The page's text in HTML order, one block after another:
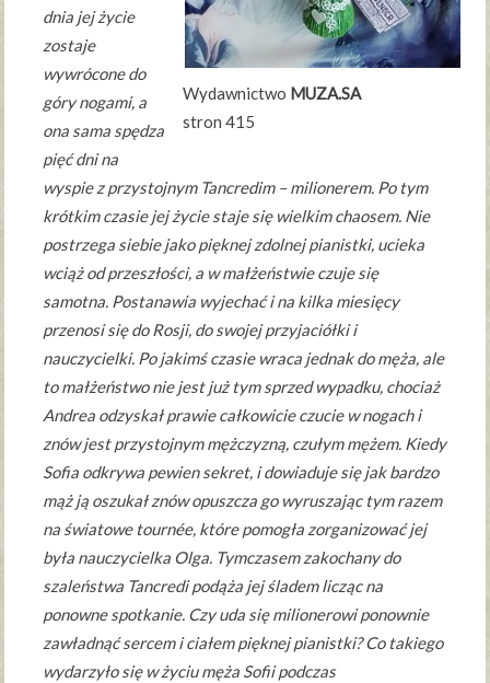
Wydawnictwo MUZA.SA
stron 415
dnia jej życie
zostaje
wywrócone do
góry nogami, a
ona sama spędza
pięć dni na
wyspie z przystojnym Tancredim – milionerem. Po tym
krótkim czasie jej życie staje się wielkim chaosem. Nie
postrzega siebie jako pięknej zdolnej pianistki, ucieka
wciąż od przeszłości, a w małżeństwie czuje się
samotna. Postanawia wyjechać i na kilka miesięcy
przenosi się do Rosji, do swojej przyjaciółki i
nauczycielki. Po jakimś czasie wraca jednak do męża, ale
to małżeństwo nie jest już tym sprzed wypadku, chociaż
Andrea odzyskał prawie całkowicie czucie w nogach i
znów jest przystojnym mężczyzną, czułym mężem. Kiedy
Sofia odkrywa pewien sekret, i dowiaduje się jak bardzo
mąż ją oszukał znów opuszcza go wyruszając tym razem
na światowe tournée, które pomogła zorganizować jej
była nauczycielka Olga. Tymczasem zakochany do
szaleństwa Tancredi podąża jej śladem licząc na
ponowne spotkanie. Czy uda się milionerowi ponownie
zawładnąć sercem i ciałem pięknej pianistki? Co takiego
wydarzyło się w życiu męża Sofii podczas